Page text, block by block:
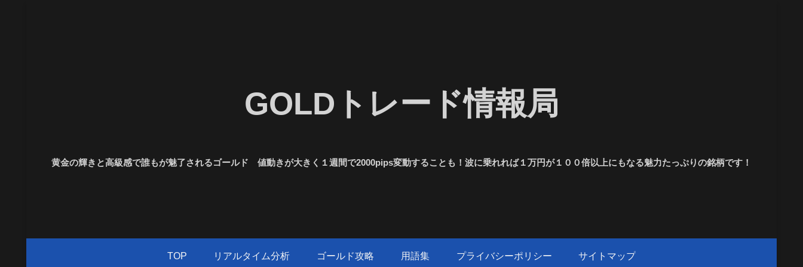
GOLDトレード情報局
黄金の輝きと高級感で誰もが魅了されるゴールド 値動きが大きく１週間で2000pips変動することも！波に乗れれば１万円が１００倍以上にもなる魅力たっぷりの銘柄です！
TOP リアルタイム分析 ゴールド攻略 用語集 プライバシーポリシー サイトマップ